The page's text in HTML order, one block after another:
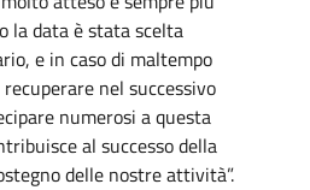
la data è stata scelta
e in caso di maltempo
nel successivo
numerosi a questa
al successo della
delle nostre attività”.